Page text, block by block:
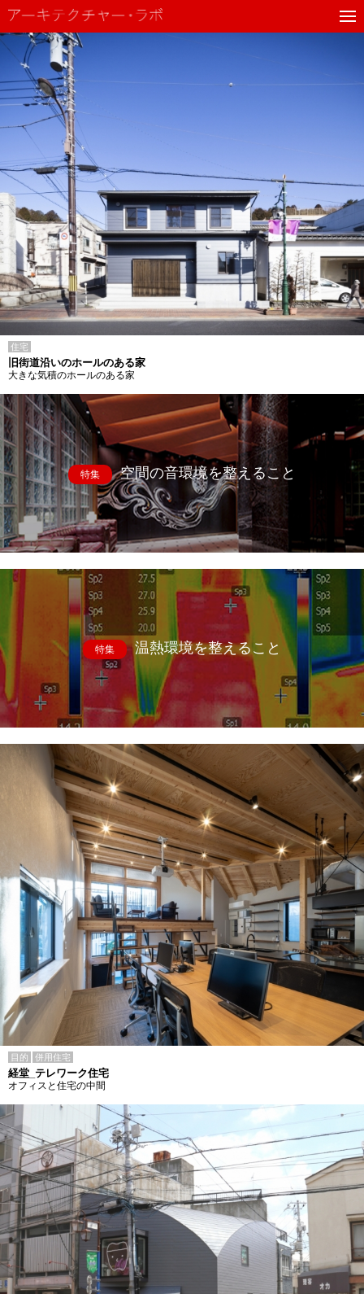
住宅
旧街道沿いのホールのある家
大きな気積のホールのある家
特集 空間の音環境を整えること
特集 温熱環境を整えること
目的 併用住宅
経堂_テレワーク住宅
オフィスと住宅の中間